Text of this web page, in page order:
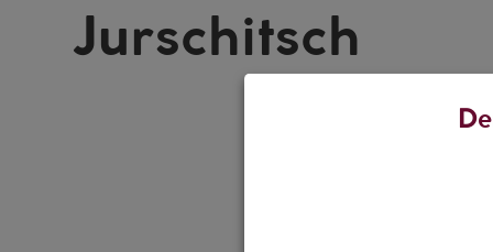
Jurschitsch
MAT & VIN
Guide
flesta